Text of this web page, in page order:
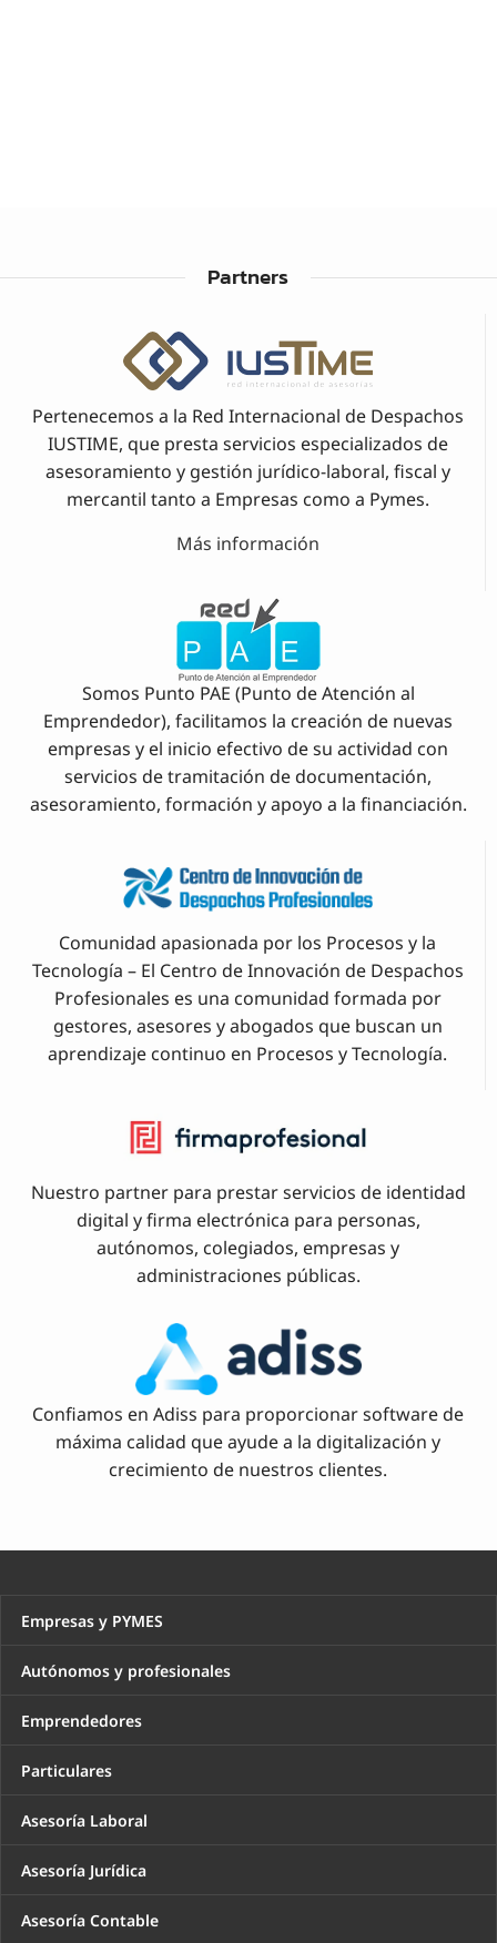
Partners
Pertenecemos a la Red Internacional de Despachos
IUSTIME, que presta servicios especializados de
asesoramiento y gestión jurídico-laboral, fiscal y
mercantil tanto a Empresas como a Pymes.
Más información
Somos Punto PAE (Punto de Atención al
Emprendedor), facilitamos la creación de nuevas
empresas y el inicio efectivo de su actividad con
servicios de tramitación de documentación,
asesoramiento, formación y apoyo a la financiación.
Comunidad apasionada por los Procesos y la
Tecnología – El Centro de Innovación de Despachos
Profesionales es una comunidad formada por
gestores, asesores y abogados que buscan un
aprendizaje continuo en Procesos y Tecnología.
Nuestro partner para prestar servicios de identidad
digital y firma electrónica para personas,
autónomos, colegiados, empresas y
administraciones públicas.
Confiamos en Adiss para proporcionar software de
máxima calidad que ayude a la digitalización y
crecimiento de nuestros clientes.
Empresas y PYMES
Autónomos y profesionales
Emprendedores
Particulares
Asesoría Laboral
Asesoría Jurídica
Asesoría Contable